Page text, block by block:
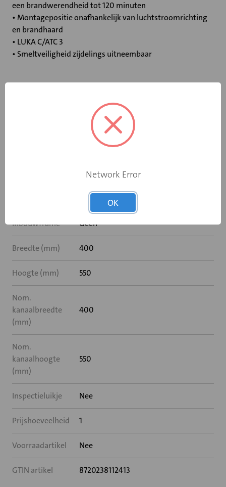
een brandwerendheid tot 120 minuten
• Montagepositie onafhankelijk van luchtstroomrichting
en brandhaard
• LUKA C/ATC 3
• Smeltveiligheid zijdelings uitneembaar
Elektromotor 230 V
Nee
Inbouwframe Geen
Breedte (mm) 400
Hoogte (mm) 550
Nom.
kanaalbreedte
(mm)
400
Nom.
kanaalhoogte
(mm)
550
Inspectieluikje Nee
Prijshoeveelheid 1
Voorraadartikel Nee
GTIN artikel 8720238112413
Network Error
OK